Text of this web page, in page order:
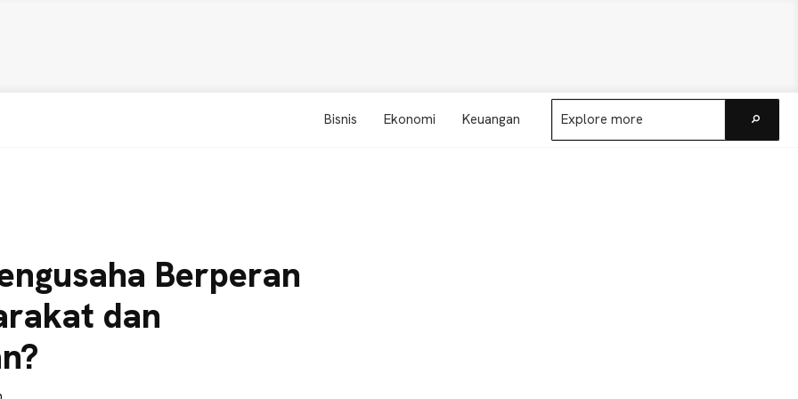
Bisnis Ekonomi Keuangan
Explore
more
Berperan
dan